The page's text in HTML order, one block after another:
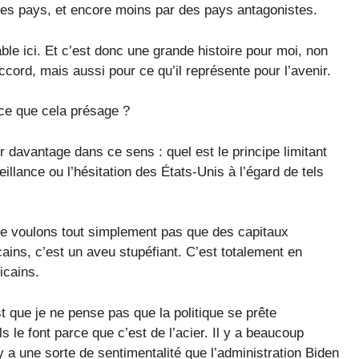
pays, et encore moins par des pays antagonistes.
ici. Et c’est donc une grande histoire pour moi, non
mais aussi pour ce qu’il représente pour l’avenir.
que cela présage ?
dans ce sens : quel est le principe limitant
ou l’hésitation des États-Unis à l’égard de tels
voulons tout simplement pas que des capitaux
c’est un aveu stupéfiant. C’est totalement en
je ne pense pas que la politique se prête
font parce que c’est de l’acier. Il y a beaucoup
une sorte de sentimentalité que l’administration Biden